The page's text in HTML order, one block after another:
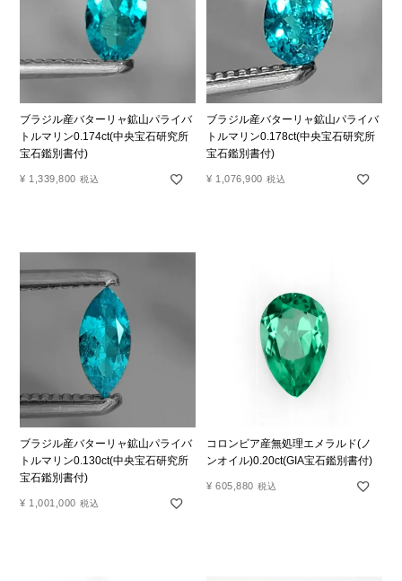
ブラジル産バターリャ鉱山パライバ
トルマリン0.174ct(中央宝石研究所
宝石鑑別書付)
¥ 1,339,800 税込
ブラジル産バターリャ鉱山パライバ
トルマリン0.178ct(中央宝石研究所
宝石鑑別書付)
¥ 1,076,900 税込
ブラジル産バターリャ鉱山パライバ
トルマリン0.130ct(中央宝石研究所
宝石鑑別書付)
¥ 1,001,000 税込
コロンビア産無処理エメラルド(ノ
ンオイル)0.20ct(GIA宝石鑑別書付)
¥ 605,880 税込